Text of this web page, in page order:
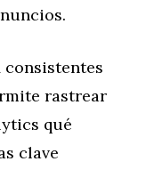
rastrear
qué
clave